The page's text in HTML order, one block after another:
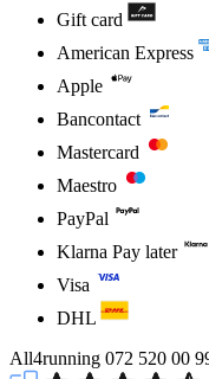
Gift card
American Express
Apple
Bancontact
Mastercard
Maestro
PayPal
Klarna Pay later
Visa
DHL
All4running 072 520 00